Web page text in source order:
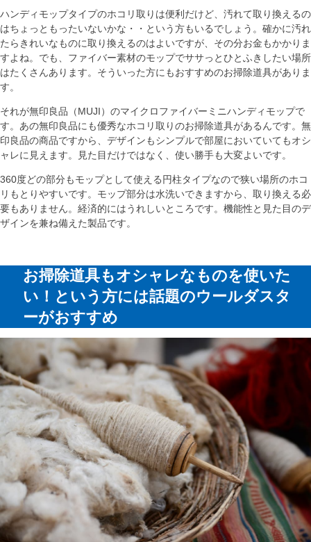
ハンディモップタイプのホコリ取りは便利だけど、汚れて取り換えるの
はちょっともったいないかな・・という方もいるでしょう。確かに汚れ
たらきれいなものに取り換えるのはよいですが、その分お金もかかりま
すよね。でも、ファイバー素材のモップでササっとひとふきしたい場所
はたくさんあります。そういった方にもおすすめのお掃除道具がありま
す。
それが無印良品（MUJI）のマイクロファイバーミニハンディモップで
す。あの無印良品にも優秀なホコリ取りのお掃除道具があるんです。無
印良品の商品ですから、デザインもシンプルで部屋においていてもオシ
ャレに見えます。見た目だけではなく、使い勝手も大変よいです。
360度どの部分もモップとして使える円柱タイプなので狭い場所のホコ
リもとりやすいです。モップ部分は水洗いできますから、取り換える必
要もありません。経済的にはうれしいところです。機能性と見た目のデ
ザインを兼ね備えた製品です。
お掃除道具もオシャレなものを使いた
い！という方には話題のウールダスタ
ーがおすすめ